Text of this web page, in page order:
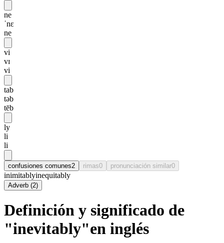
ne
ˈnɛ
ne
vi
vɪ
vi
tab
təb
tēb
ly
li
li
confusiones comunes2 rimas0 pronunciación similar0
inimitablyinequitably
Adverb (2)
Definición y significado de
"inevitably"en inglés